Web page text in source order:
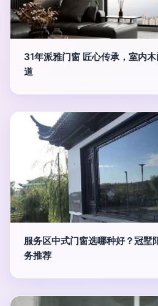
31年派雅门窗 匠心传承，室内
道
服务区中式门窗选哪种好？冠墅
务推荐